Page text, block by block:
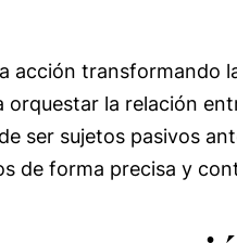
acción transformando
orquestar la relación
ser sujetos pasivos
de forma precisa y